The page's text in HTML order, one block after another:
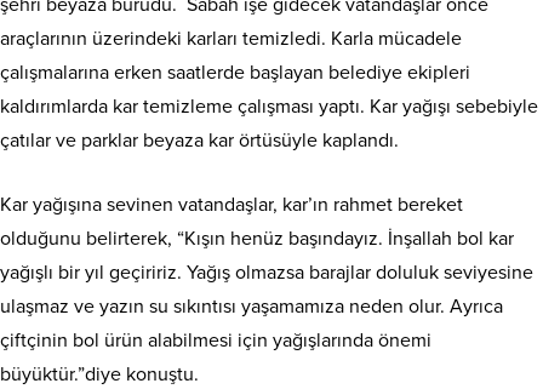
şehri beyaza bürüdü. Sabah işe gidecek vatandaşlar önce
araçlarının üzerindeki karları temizledi. Karla mücadele
çalışmalarına erken saatlerde başlayan belediye ekipleri
kaldırımlarda kar temizleme çalışması yaptı. Kar yağışı sebebiyle
çatılar ve parklar beyaza kar örtüsüyle kaplandı.
Kar yağışına sevinen vatandaşlar, kar’ın rahmet bereket
olduğunu belirterek, “Kışın henüz başındayız. İnşallah bol kar
yağışlı bir yıl geçiririz. Yağış olmazsa barajlar doluluk seviyesine
ulaşmaz ve yazın su sıkıntısı yaşamamıza neden olur. Ayrıca
çiftçinin bol ürün alabilmesi için yağışlarında önemi
büyüktür.”diye konuştu.